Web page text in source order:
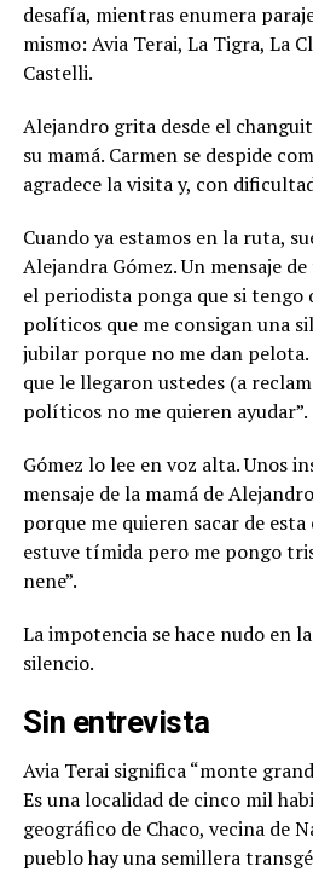
desafía, mientras enumera
mismo: Avia Terai, La Tigra, La
Castelli.
Alejandro grita desde el
su mamá. Carmen se despide
agradece la visita y, con
Cuando ya estamos en la ruta,
Alejandra Gómez. Un mensaje
el periodista ponga que si tengo
políticos que me consigan una
jubilar porque no me dan pelota.
que le llegaron ustedes (a
políticos no me quieren ayudar”.
Gómez lo lee en voz alta. Unos
mensaje de la mamá de
porque me quieren sacar de esta
estuve tímida pero me pongo
nene”.
La impotencia se hace nudo en
silencio.
Sin entrevista
Avia Terai significa “monte
Es una localidad de cinco mil
geográfico de Chaco, vecina de
pueblo hay una semillera